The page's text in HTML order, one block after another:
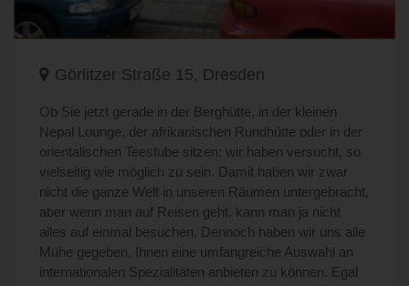
Görlitzer Straße 15, Dresden
Ob Sie jetzt gerade in der Berghütte, in der kleinen
Nepal Lounge, der afrikanischen Rundhütte oder in der
orientalischen Teestube sitzen: wir haben versucht, so
vielseitig wie möglich zu sein. Damit haben wir zwar
nicht die ganze Welt in unseren Räumen untergebracht,
aber wenn man auf Reisen geht, kann man ja nicht
alles auf einmal besuchen. Dennoch haben wir uns alle
Mühe gegeben, Ihnen eine umfangreiche Auswahl an
internationalen Spezialitäten anbieten zu können. Egal